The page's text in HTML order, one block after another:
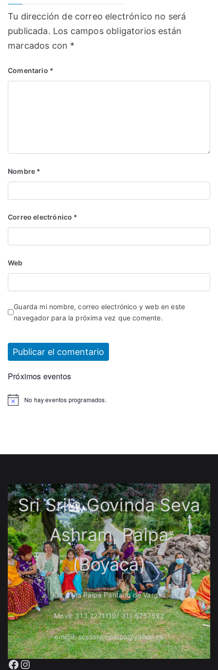
Tu dirección de correo electrónico no será
publicada. Los campos obligatorios están
marcados con *
Comentario *
Nombre *
Correo electrónico *
Web
Guarda mi nombre, correo electrónico y web en este
navegador para la próxima vez que comente.
Próximos eventos
No hay eventos programados.
Sri Srila Govinda Seva
Ashram, Paipa
(Boyacá)
Km 4 Vía Paipa Pantano de Vargas
Movil: 313 2271119/ 311 5757522
em@il: scsasrampaipa@yahoo.es
Facebook
Instagram